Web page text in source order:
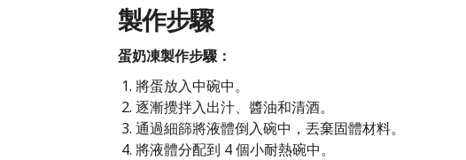
製作步驟
蛋奶凍製作步驟：
將蛋放入中碗中。
逐漸攪拌入出汁、醬油和清酒。
通過細篩將液體倒入碗中，丟棄固體材料。
將液體分配到 4 個小耐熱碗中。